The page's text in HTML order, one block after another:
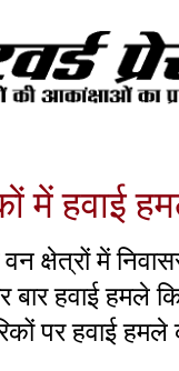
में हवाई
क्षेत्रों में
हवाई हमले
पर हवाई